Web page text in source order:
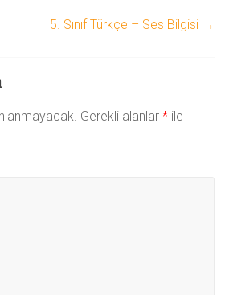
5. Sınıf Türkçe – Ses Bilgisi →
Gerekli alanlar* ile